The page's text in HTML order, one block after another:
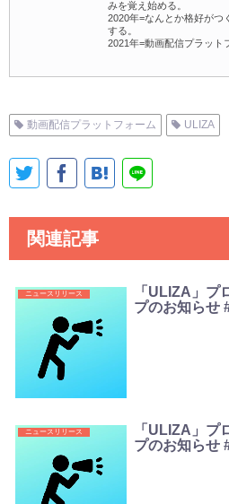
みを覚え始める。
2020年=なんとか格好がつ
する。
2021年=動画配信プラット
動画配信プラットフォーム ULIZA
関連記事
ニュースリリース
「ULIZA」プ
プのお知らせ
ニュースリリース
「ULIZA」プ
プのお知らせ